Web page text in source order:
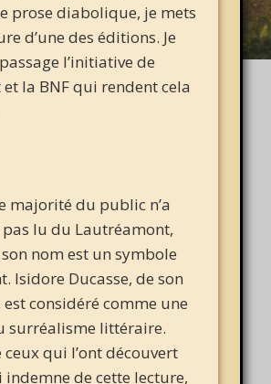
prose diabolique, je mets
d’une des éditions. Je
l’initiative de
la BNF qui rendent cela
majorité du public n’a
lu du Lautréamont,
nom est un symbole
Isidore Ducasse, de son
considéré comme une
surréalisme littéraire.
ceux qui l’ont découvert
indemne de cette lecture,